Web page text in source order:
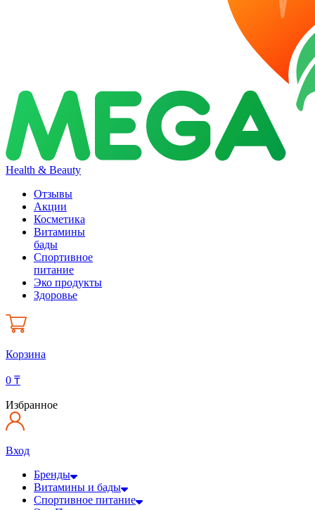
Health & Beauty
Отзывы
Акции
Косметика
Витамины
бады
Спортивное
питание
Эко продукты
Здоровье
Корзина
0 ₸
Избранное
Вход
Бренды
Витамины и бады
Спортивное питание